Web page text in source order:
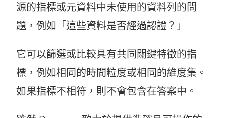
源的指標或元資料中未使用的資料列的問
題，例如「這些資料是否經過認證？」
它可以篩選或比較具有共同關鍵特徵的指
標，例如相同的時間粒度或相同的維度集。
如果指標不相符，則不會包含在答案中。